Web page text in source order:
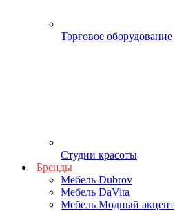
Торговое оборудование
Студии красоты
Бренды
Мебель Dubrov
Мебель DaVita
Мебель Модный акцент